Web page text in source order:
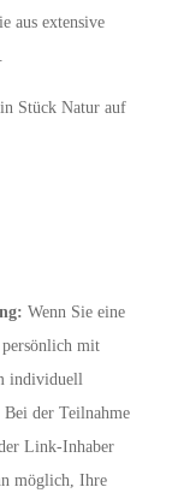
aus extensive
Stück Natur auf
Wenn Sie eine
persönlich mit
individuell
der Teilnahme
Link-Inhaber
möglich, Ihre